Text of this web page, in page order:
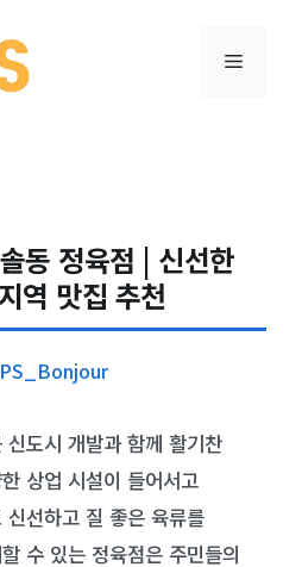
메뉴
동 정육점 | 신선한
역 맛집 추천
도시 개발과 함께 활기찬
상업 시설이 들어서고
선하고 질 좋은 육류를
수 있는 정육점은 주민들의